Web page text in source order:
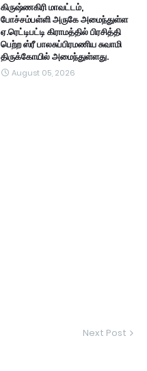
கிருஷ்ணகிரி மாவட்டம்,
போச்சம்பள்ளி அருகே அமைந்துள்ள
ஏ.ரெட்டிபட்டி கிராமத்தில் பிரசித்தி
பெற்ற ஸ்ரீ பாலசுப்பிரமணிய சுவாமி
திருக்கோயில் அமைந்துள்ளது.
August 05, 2026
Next Post